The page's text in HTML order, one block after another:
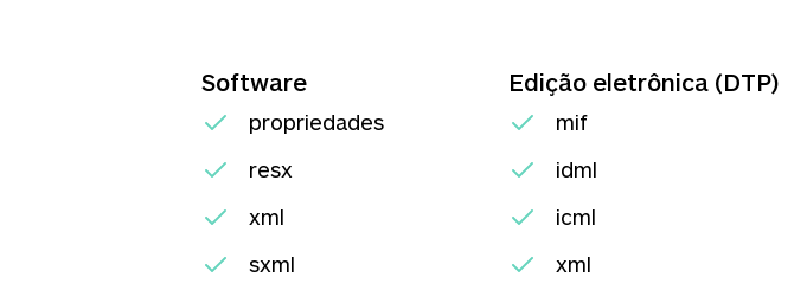
Software
propriedades
resx
xml
sxml
Edição eletrônica (DTP)
mif
idml
icml
xml